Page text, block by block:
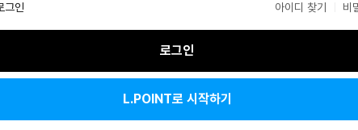
그인 아이디 찾기 비
로그인
L.POINT로 시작하기